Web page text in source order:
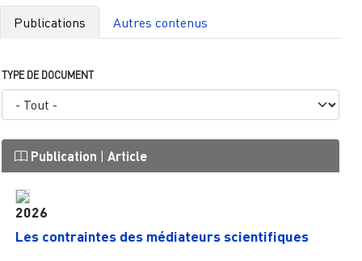
Publications Autres contenus
TYPE DE DOCUMENT
Publication | Article
2026
Les contraintes des médiateurs scientifiques